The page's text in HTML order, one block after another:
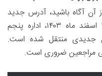
آن آگاه باشید، آدرس جدید
اداره پنجم مهریه است. از تاریخ ۱۱ اسفند ماه ۱۴۰۳، اداره پنجم
جدیدی منتقل شده است.
مراجعین ضروری است.